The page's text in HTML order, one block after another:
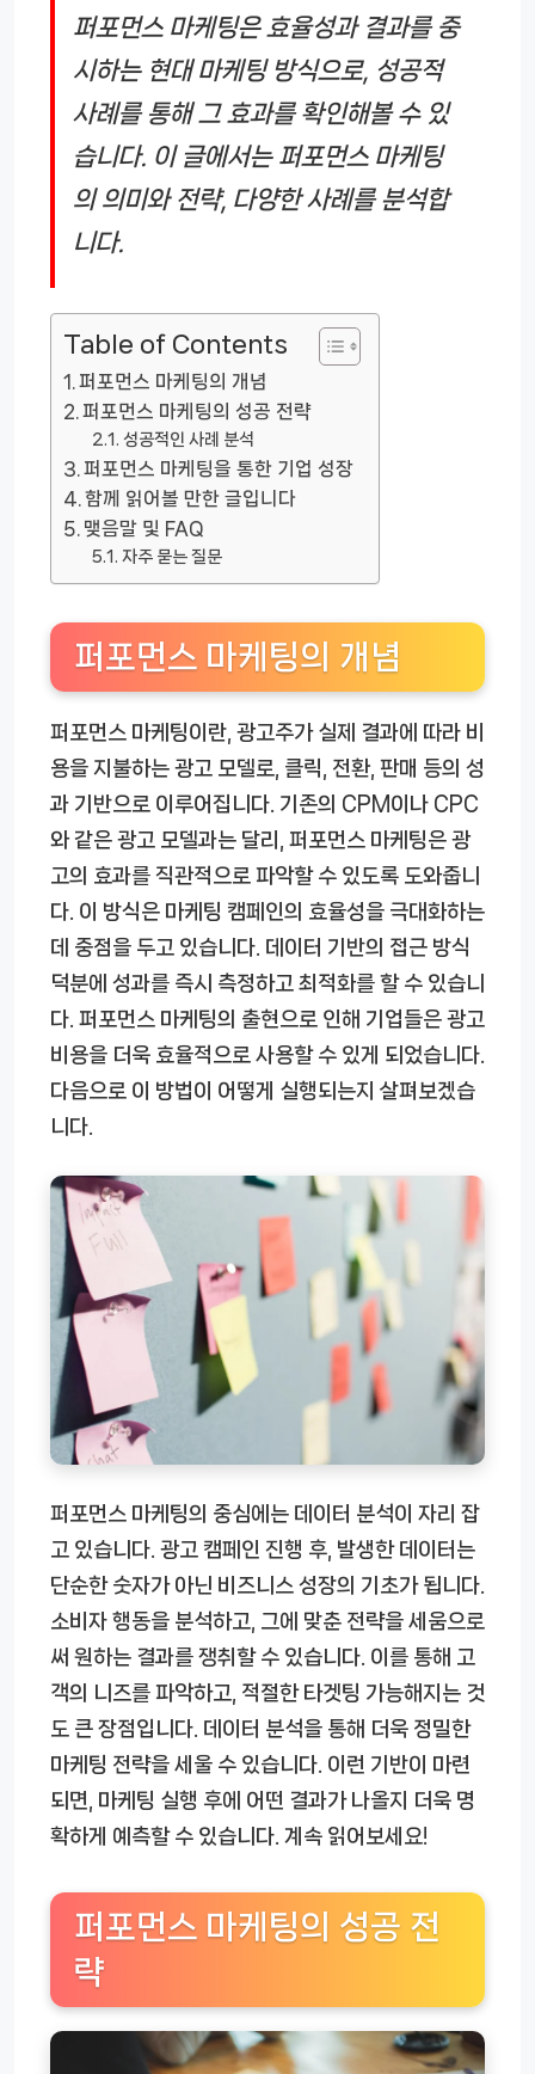
퍼포먼스 마케팅은 효율성과 결과를 중
시하는 현대 마케팅 방식으로, 성공적
사례를 통해 그 효과를 확인해볼 수 있
습니다. 이 글에서는 퍼포먼스 마케팅
의 의미와 전략, 다양한 사례를 분석합
니다.
Table of Contents
퍼포먼스 마케팅의 개념
퍼포먼스 마케팅의 성공 전략
성공적인 사례 분석
퍼포먼스 마케팅을 통한 기업 성장
함께 읽어볼 만한 글입니다
맺음말 및 FAQ
자주 묻는 질문
퍼포먼스 마케팅의 개념
퍼포먼스 마케팅이란, 광고주가 실제 결과에 따라 비
용을 지불하는 광고 모델로, 클릭, 전환, 판매 등의 성
과 기반으로 이루어집니다. 기존의 CPM이나 CPC
와 같은 광고 모델과는 달리, 퍼포먼스 마케팅은 광
고의 효과를 직관적으로 파악할 수 있도록 도와줍니
다. 이 방식은 마케팅 캠페인의 효율성을 극대화하는
데 중점을 두고 있습니다. 데이터 기반의 접근 방식
덕분에 성과를 즉시 측정하고 최적화를 할 수 있습니
다. 퍼포먼스 마케팅의 출현으로 인해 기업들은 광고
비용을 더욱 효율적으로 사용할 수 있게 되었습니다.
다음으로 이 방법이 어떻게 실행되는지 살펴보겠습
니다.
퍼포먼스 마케팅의 중심에는 데이터 분석이 자리 잡
고 있습니다. 광고 캠페인 진행 후, 발생한 데이터는
단순한 숫자가 아닌 비즈니스 성장의 기초가 됩니다.
소비자 행동을 분석하고, 그에 맞춘 전략을 세움으로
써 원하는 결과를 쟁취할 수 있습니다. 이를 통해 고
객의 니즈를 파악하고, 적절한 타겟팅 가능해지는 것
도 큰 장점입니다. 데이터 분석을 통해 더욱 정밀한
마케팅 전략을 세울 수 있습니다. 이런 기반이 마련
되면, 마케팅 실행 후에 어떤 결과가 나올지 더욱 명
확하게 예측할 수 있습니다. 계속 읽어보세요!
퍼포먼스 마케팅의 성공 전
략